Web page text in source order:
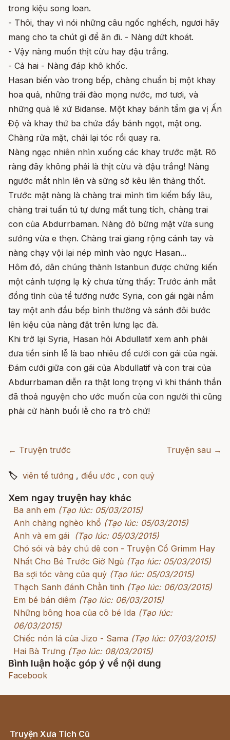
trong kiệu song loan.
- Thôi, thay vì nói những câu ngốc nghếch, ngươi hãy
mang cho ta chút gì để ăn đi. - Nàng dứt khoát.
- Vậy nàng muốn thịt cừu hay đậu trắng.
- Cả hai - Nàng đáp khô khốc.
Hasan biến vào trong bếp, chàng chuẩn bị một khay
hoa quả, những trái đào mọng nước, mơ tươi, và
những quả lê xứ Bidanse. Một khay bánh tẩm gia vị Ấn
Độ và khay thứ ba chứa đầy bánh ngọt, mật ong.
Chàng rửa mặt, chải lại tóc rồi quay ra.
Nàng ngạc nhiên nhìn xuống các khay trước mặt. Rõ
ràng đây không phải là thịt cừu và đậu trắng! Nàng
ngước mắt nhìn lên và sững sờ kêu lên thảng thốt.
Trước mặt nàng là chàng trai mình tìm kiếm bấy lâu,
chàng trai tuấn tú tự dưng mất tung tích, chàng trai
con của Abdurrbaman. Nàng đỏ bừng mặt vừa sung
sướng vừa e thẹn. Chàng trai giang rộng cánh tay và
nàng chạy vội lại nép mình vào ngực Hasan...
Hôm đó, dân chúng thành Istanbun được chứng kiến
một cảnh tượng lạ kỳ chưa từng thấy: Trước ánh mắt
đồng tình của tể tướng nước Syria, con gái ngài nắm
tay một anh đầu bếp bình thường và sánh đôi bước
lên kiệu của nàng đặt trên lưng lạc đà.
Khi trở lại Syria, Hasan hỏi Abdullatif xem anh phải
đưa tiền sính lễ là bao nhiêu để cưới con gái của ngài.
Đám cưới giữa con gái của Abdullatif và con trai của
Abdurrbaman diễn ra thật long trọng vì khi thánh thần
đã thoả nguyện cho ước muốn của con người thì cũng
phải cử hành buổi lễ cho ra trò chứ!
← Truyện trước Truyện sau →
🏷 viên tể tướng , điều ước , con quỷ
Xem ngay truyện hay khác
Ba anh em (Tạo lúc: 05/03/2015)
Anh chàng nghèo khổ (Tạo lúc: 05/03/2015)
Anh và em gái
(Tạo lúc: 05/03/2015)
Chó sói và bảy chú dê con - Truyện Cổ Grimm Hay
Nhất Cho Bé Trước Giờ Ngủ (Tạo lúc: 05/03/2015)
Ba sợi tóc vàng của quỷ (Tạo lúc: 05/03/2015)
Thạch Sanh đánh Chằn tinh (Tạo lúc: 06/03/2015)
Em bé bán diêm (Tạo lúc: 06/03/2015)
Những bông hoa của cô bé Ida (Tạo lúc:
06/03/2015)
Chiếc nón lá của Jizo - Sama (Tạo lúc: 07/03/2015)
Hai Bà Trưng (Tạo lúc: 08/03/2015)
Bình luận hoặc góp ý về nội dung
Facebook
Truyện Xưa Tích Cũ